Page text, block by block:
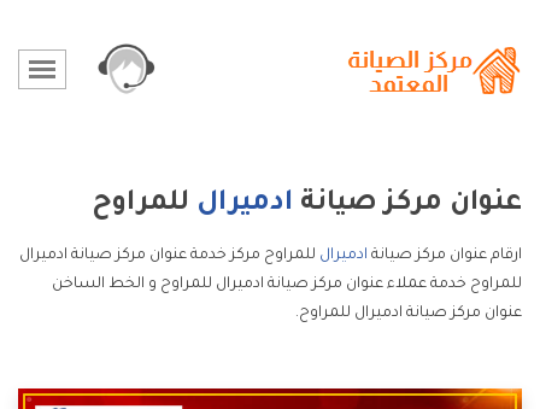
عنوان مركز صيانة ادميرال للمراوح
ارقام عنوان مركز صيانة ادميرال للمراوح مركز خدمة عنوان مركز صيانة ادميرال
للمراوح خدمة عملاء عنوان مركز صيانة ادميرال للمراوح و الخط الساخن
عنوان مركز صيانة ادميرال للمراوح.